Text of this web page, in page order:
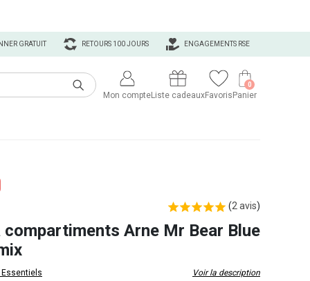
ENGAGEMENTS RSE
RETOURS 100 JOURS
GRATUIT
Mon compteListe cadeauxFavoris Panier
0
(2 avis)
Arne Mr Bear Blue
Essentiels Voir la description